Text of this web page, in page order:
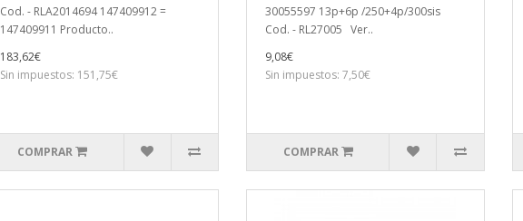
Cod. - RLA2014694 147409912 =
147409911 Producto..
183,62€
Sin impuestos: 151,75€
COMPRAR
30055597 13p+6p /250+4p/300sis
Cod. - RL27005 Ver..
9,08€
Sin impuestos: 7,50€
COMPRAR